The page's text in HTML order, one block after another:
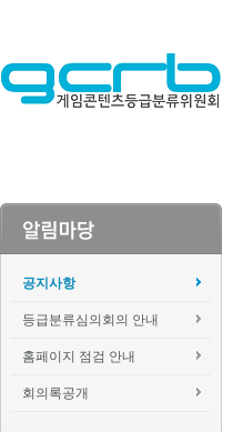
공지사항
등급분류심의회의 안내
홈페이지 점검 안내
회의록공개